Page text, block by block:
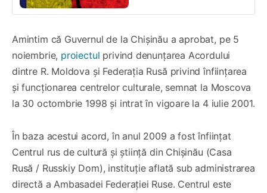
Amintim că Guvernul de la Chișinău a aprobat, pe 5
noiembrie, proiectul privind denunțarea Acordului
dintre R. Moldova și Federația Rusă privind înființarea
și funcționarea centrelor culturale, semnat la Moscova
la 30 octombrie 1998 și intrat în vigoare la 4 iulie 2001.
În baza acestui acord, în anul 2009 a fost înființat
Centrul rus de cultură și știință din Chișinău (Casa
Rusă / Russkiy Dom), instituție aflată sub administrarea
directă a Ambasadei Federației Ruse. Centrul este